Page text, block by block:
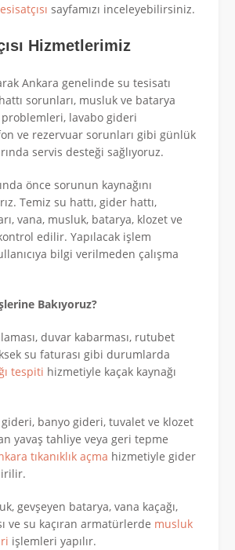
sayfamızı inceleyebilirsiniz.
Hizmetlerimiz
Ankara genelinde su tesisatı
sorunları, musluk ve batarya
problemleri, lavabo gideri
ve rezervuar sorunları gibi günlük
servis desteği sağlıyoruz.
önce sorunun kaynağını
Temiz su hattı, gider hattı,
vana, musluk, batarya, klozet ve
edilir. Yapılacak işlem
bilgi verilmeden çalışma
Bakıyoruz?
duvar kabarması, rutubet
su faturası gibi durumlarda
tespiti hizmetiyle kaçak kaynağı
banyo gideri, tuvalet ve klozet
yavaş tahliye veya geri tepme
tıkanıklık açma hizmetiyle gider
gevşeyen batarya, vana kaçağı,
ve su kaçıran armatürlerde musluk
işlemleri yapılır.